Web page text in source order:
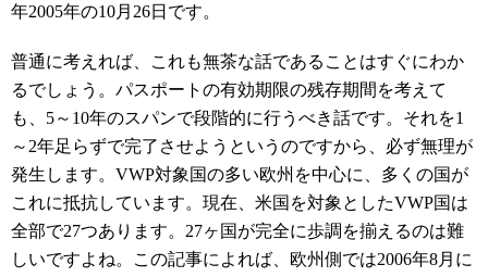
年2005年の10月26日です。
普通に考えれば、これも無茶な話であることはすぐにわか
るでしょう。パスポートの有効期限の残存期間を考えて
も、5～10年のスパンで段階的に行うべき話です。それを1
～2年足らずで完了させようというのですから、必ず無理が
発生します。VWP対象国の多い欧州を中心に、多くの国が
これに抵抗しています。現在、米国を対象としたVWP国は
全部で27つあります。27ヶ国が完全に歩調を揃えるのは難
しいですよね。この記事によれば、欧州側では2006年8月に